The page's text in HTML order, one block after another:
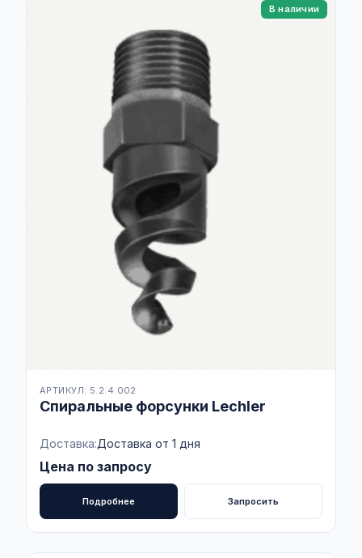
В наличии
АРТИКУЛ: 5.2.4.002
Спиральные форсунки Lechler
Доставка:Доставка от 1 дня
Цена по запросу
Подробнее Запросить